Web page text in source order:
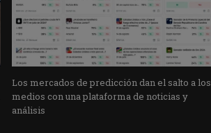
Los mercados de predicción dan el salto a los
medios con una plataforma de noticias y
análisis